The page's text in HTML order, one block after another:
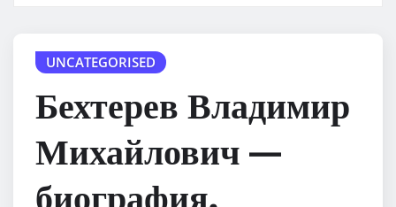
UNCATEGORISED
Бехтерев Владимир
Михайлович —
биография,